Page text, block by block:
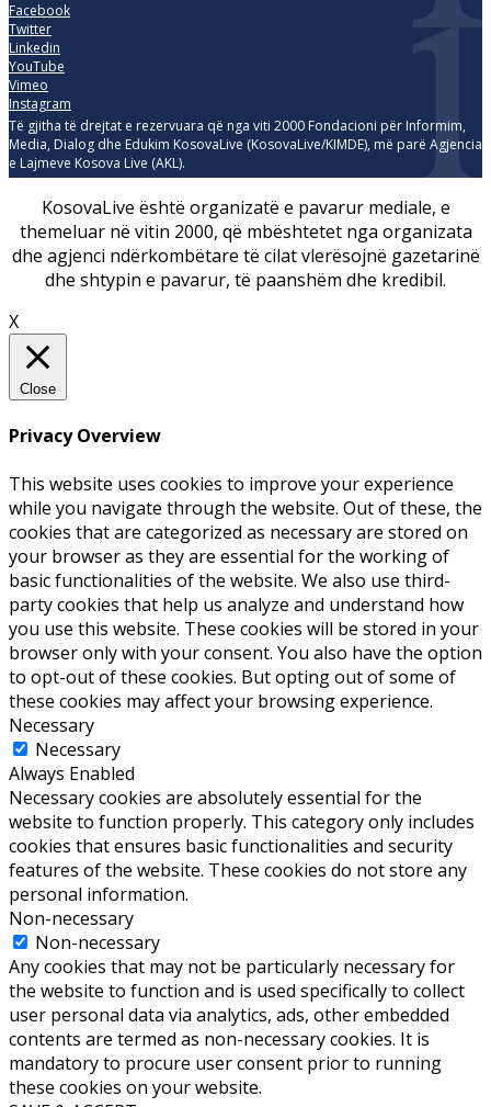
Facebook
Twitter
Linkedin
YouTube
Vimeo
Instagram
Të gjitha të drejtat e rezervuara që nga viti 2000 Fondacioni për Informim,
Media, Dialog dhe Edukim KosovaLive (KosovaLive/KIMDE), më parë Agjencia
e Lajmeve Kosova Live (AKL).
KosovaLive është organizatë e pavarur mediale, e
themeluar në vitin 2000, që mbështetet nga organizata
dhe agjenci ndërkombëtare të cilat vlerësojnë gazetarinë
dhe shtypin e pavarur, të paanshëm dhe kredibil.
X
Close
Privacy Overview
This website uses cookies to improve your experience
while you navigate through the website. Out of these, the
cookies that are categorized as necessary are stored on
your browser as they are essential for the working of
basic functionalities of the website. We also use third-
party cookies that help us analyze and understand how
you use this website. These cookies will be stored in your
browser only with your consent. You also have the option
to opt-out of these cookies. But opting out of some of
these cookies may affect your browsing experience.
Necessary
Necessary
Always Enabled
Necessary cookies are absolutely essential for the
website to function properly. This category only includes
cookies that ensures basic functionalities and security
features of the website. These cookies do not store any
personal information.
Non-necessary
Non-necessary
Any cookies that may not be particularly necessary for
the website to function and is used specifically to collect
user personal data via analytics, ads, other embedded
contents are termed as non-necessary cookies. It is
mandatory to procure user consent prior to running
these cookies on your website.